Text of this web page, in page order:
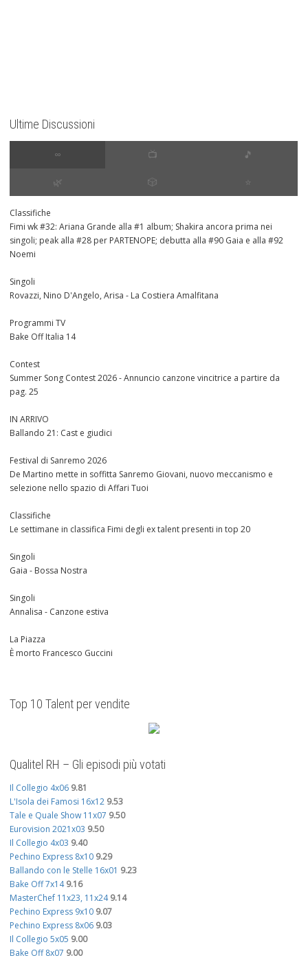
Ultime Discussioni
∞ 📺 🎵
🌿 🎲 ⭐️
Classifiche
Fimi wk #32: Ariana Grande alla #1 album; Shakira ancora prima nei
singoli; peak alla #28 per PARTENOPE; debutta alla #90 Gaia e alla #92
Noemi
Singoli
Rovazzi, Nino D'Angelo, Arisa - La Costiera Amalfitana
Programmi TV
Bake Off Italia 14
Contest
Summer Song Contest 2026 - Annuncio canzone vincitrice a partire da
pag. 25
IN ARRIVO
Ballando 21: Cast e giudici
Festival di Sanremo 2026
De Martino mette in soffitta Sanremo Giovani, nuovo meccanismo e
selezione nello spazio di Affari Tuoi
Classifiche
Le settimane in classifica Fimi degli ex talent presenti in top 20
Singoli
Gaia - Bossa Nostra
Singoli
Annalisa - Canzone estiva
La Piazza
È morto Francesco Guccini
Top 10 Talent per vendite
Qualitel RH – Gli episodi più votati
Il Collegio 4x06 9.81
L'Isola dei Famosi 16x12 9.53
Tale e Quale Show 11x07 9.50
Eurovision 2021x03 9.50
Il Collegio 4x03 9.40
Pechino Express 8x10 9.29
Ballando con le Stelle 16x01 9.23
Bake Off 7x14 9.16
MasterChef 11x23, 11x24 9.14
Pechino Express 9x10 9.07
Pechino Express 8x06 9.03
Il Collegio 5x05 9.00
Bake Off 8x07 9.00